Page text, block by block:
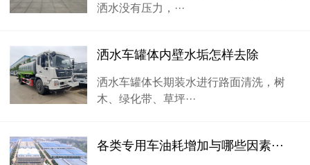
洒水没有压力，···
洒水车罐体内壁水垢怎样去除
洒水车罐体长期装水进行路面清洗，树
木、绿化带、草坪···
各类专用车油耗增加与哪些因素···